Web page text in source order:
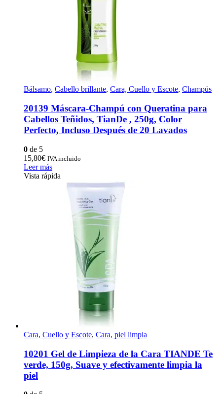
Bálsamo, Cabello brillante, Cara, Cuello y Escote, Champús
20139 Máscara-Champú con Queratina para
Cabellos Teñidos, TianDe , 250g, Color
Perfecto, Incluso Después de 20 Lavados
0 de 5
15,80€ IVA incluido
Leer más
Vista rápida
Cara, Cuello y Escote, Cara, piel limpia
10201 Gel de Limpieza de la Cara TIANDE Te
verde, 150g, Suave y efectivamente limpia la
piel